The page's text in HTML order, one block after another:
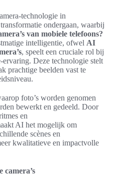
technologie in
ondergaan, waarbij
van mobiele telefoons?
intelligentie, ofwel AI
, speelt een cruciale rol bij
Deze technologie stelt
prachtige beelden vast te
foto’s worden genomen
bewerkt en gedeeld. Door
en
AI het mogelijk om
scènes en
kwalitatieve en impactvolle